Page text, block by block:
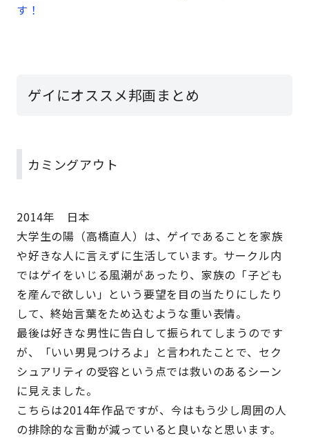
す！
ゲイにオススメ邦画まとめ
カミングアウト
2014年 日本
大学生の陽（高橋直人）は、ゲイであることを家族
や好きな人に言えずに生活しています。サークル内
ではゲイをいじる風潮があったり、家族の「子ども
を産んで欲しい」という要望を目の当たりにしたり
して、終始言葉をため込むような重い表情。
最後は好きな男性に告白して振られてしまうのです
が、「いい男見つけろよ」と言われたことで、セク
シュアリティの受容という点では救いのあるシーン
に見えました。
こちらは2014年作品ですが、今はもう少し周囲の人
の排除的な言動が減っていると良いなと思います。